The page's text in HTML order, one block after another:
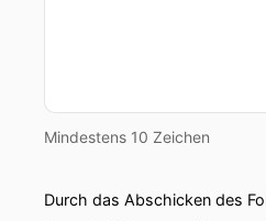
Mindestens 10 Zeichen
Durch das Abschicken des